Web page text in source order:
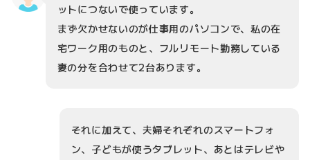
ットにつないで使っています。
まず欠かせないのが仕事用のパソコンで、私の在
宅ワーク用のものと、フルリモート勤務している
妻の分を合わせて2台あります。
それに加えて、夫婦それぞれのスマートフォ
ン、子どもが使うタブレット、あとはテレビや